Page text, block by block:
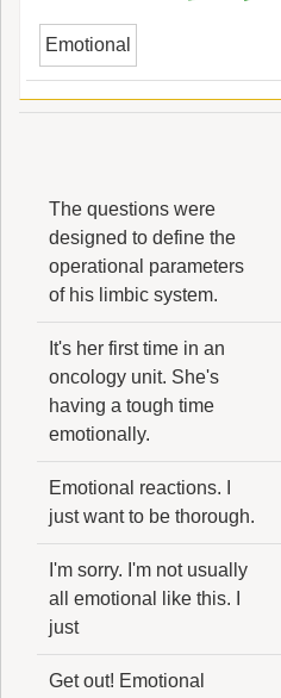
Emotional
The questions were
designed to define the
operational parameters
of his limbic system.
It's her first time in an
oncology unit. She's
having a tough time
emotionally.
Emotional reactions. I
just want to be thorough.
I'm sorry. I'm not usually
all emotional like this. I
just
Get out! Emotional